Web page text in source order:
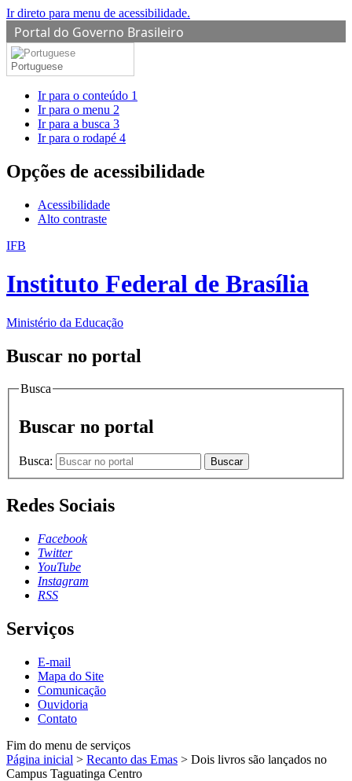
Ir direto para menu de acessibilidade.
Portal do Governo Brasileiro
Portuguese
Ir para o conteúdo 1
Ir para o menu 2
Ir para a busca 3
Ir para o rodapé 4
Opções de acessibilidade
Acessibilidade
Alto contraste
IFB
Instituto Federal de Brasília
Ministério da Educação
Buscar no portal
Busca
Buscar no portal
Busca: Buscar
Redes Sociais
Facebook
Twitter
YouTube
Instagram
RSS
Serviços
E-mail
Mapa do Site
Comunicação
Ouvidoria
Contato
Fim do menu de serviços
Página inicial > Recanto das Emas > Dois livros são lançados no
Campus Taguatinga Centro